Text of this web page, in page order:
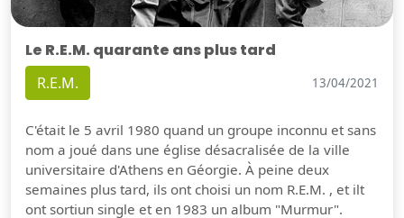
Le R.E.M. quarante ans plus tard
R.E.M. 13/04/2021
C'était le 5 avril 1980 quand un groupe inconnu et sans
nom a joué dans une église désacralisée de la ville
universitaire d'Athens en Géorgie. À peine deux
semaines plus tard, ils ont choisi un nom R.E.M. , et ilt
ont sortiun single et en 1983 un album "Murmur".